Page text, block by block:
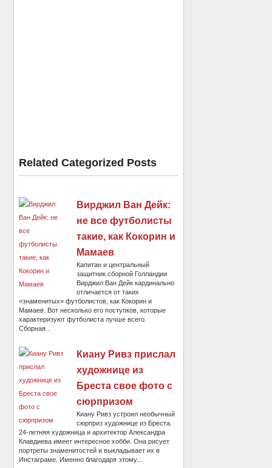
Related Categorized Posts
Вирджил Ван Дейк:
не все футболисты
такие, как Кокорин и
Мамаев
Капитан и центральный
защитник сборной Голландии
Вирджил Ван Дейк кардинально
отличается от таких
«знаменитых» футболистов, как Кокорин и
Мамаев. Вот несколько его поступков, которые
характеризуют футболиста лучше всего.
Сборная...
Киану Ривз прислал
художнице из
Бреста свое фото с
сюрпризом
Киану Ривз устроил необычный
сюрприз художнице из Бреста.
24-летняя художница и архитектор Александра
Клавдиева имеет интересное хобби. Она рисует
портреты знаменитостей и выкладывает их в
Инстаграме. Именно благодаря этому...